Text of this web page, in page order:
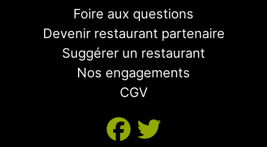
Foire aux questions
Devenir restaurant partenaire
Suggérer un restaurant
Nos engagements
CGV